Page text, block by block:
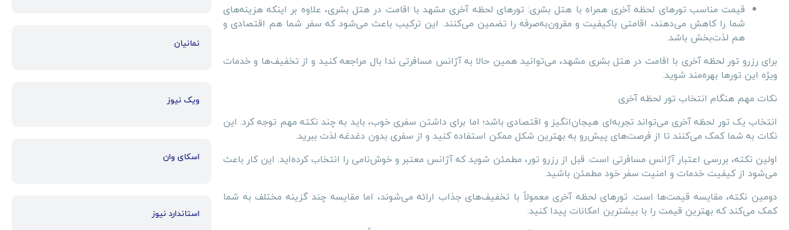
قیمت مناسب تورهای لحظه آخری همراه با هتل بشری: تورهای لحظه آخری مشهد با اقامت در هتل بشری، علاوه بر اینکه هزینه‌های
شما را کاهش می‌دهند، اقامتی باکیفیت و مقرون‌به‌صرفه را تضمین می‌کنند. این ترکیب باعث می‌شود که سفر شما هم اقتصادی و
هم لذت‌بخش باشد.
برای رزرو تور لحظه آخری با اقامت در هتل بشری مشهد، می‌توانید همین حالا به آژانس مسافرتی ندا بال مراجعه کنید و از تخفیف‌ها و خدمات
ویژه این تورها بهره‌مند شوید.
نکات مهم هنگام انتخاب تور لحظه آخری
انتخاب یک تور لحظه آخری می‌تواند تجربه‌ای هیجان‌انگیز و اقتصادی باشد؛ اما برای داشتن سفری خوب، باید به چند نکته مهم توجه کرد. این
نکات به شما کمک می‌کنند تا از فرصت‌های پیش‌رو به بهترین شکل ممکن استفاده کنید و از سفری بدون دغدغه لذت ببرید.
اولین نکته، بررسی اعتبار آژانس مسافرتی است. قبل از رزرو تور، مطمئن شوید که آژانس معتبر و خوش‌نامی را انتخاب کرده‌اید. این کار باعث
می‌شود از کیفیت خدمات و امنیت سفر خود مطمئن باشید.
دومین نکته، مقایسه قیمت‌ها است. تورهای لحظه آخری معمولاً با تخفیف‌های جذاب ارائه می‌شوند، اما مقایسه چند گزینه مختلف به شما
کمک می‌کند که بهترین قیمت را با بیشترین امکانات پیدا کنید.
نمانیان
ویک نیوز
اسکای وان
استاندارد نیوز